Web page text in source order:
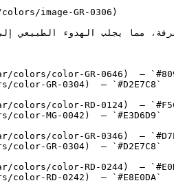
image-GR-0306)
colors/color-GR-0646)  —
color-GR-0304)  — `#D2E7C8`
colors/color-RD-0124)  —
color-MG-0042)  — `#E3D6D9`
colors/color-GR-0346)  —
color-GR-0304)  — `#D2E7C8`
colors/color-RD-0244)  —
color-RD-0242)  — `#E8E0DA`